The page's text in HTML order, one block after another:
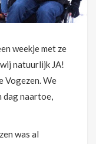
weekje met ze
natuurlijk JA!
Vogezen. We
dag naartoe,
was al